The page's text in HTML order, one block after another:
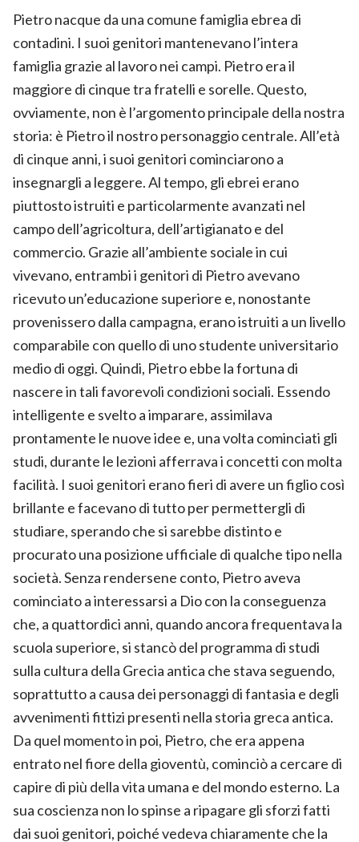
Pietro nacque da una comune famiglia ebrea di
contadini. I suoi genitori mantenevano l’intera
famiglia grazie al lavoro nei campi. Pietro era il
maggiore di cinque tra fratelli e sorelle. Questo,
ovviamente, non è l’argomento principale della nostra
storia: è Pietro il nostro personaggio centrale. All’età
di cinque anni, i suoi genitori cominciarono a
insegnargli a leggere. Al tempo, gli ebrei erano
piuttosto istruiti e particolarmente avanzati nel
campo dell’agricoltura, dell’artigianato e del
commercio. Grazie all’ambiente sociale in cui
vivevano, entrambi i genitori di Pietro avevano
ricevuto un’educazione superiore e, nonostante
provenissero dalla campagna, erano istruiti a un livello
comparabile con quello di uno studente universitario
medio di oggi. Quindi, Pietro ebbe la fortuna di
nascere in tali favorevoli condizioni sociali. Essendo
intelligente e svelto a imparare, assimilava
prontamente le nuove idee e, una volta cominciati gli
studi, durante le lezioni afferrava i concetti con molta
facilità. I suoi genitori erano fieri di avere un figlio così
brillante e facevano di tutto per permettergli di
studiare, sperando che si sarebbe distinto e
procurato una posizione ufficiale di qualche tipo nella
società. Senza rendersene conto, Pietro aveva
cominciato a interessarsi a Dio con la conseguenza
che, a quattordici anni, quando ancora frequentava la
scuola superiore, si stancò del programma di studi
sulla cultura della Grecia antica che stava seguendo,
soprattutto a causa dei personaggi di fantasia e degli
avvenimenti fittizi presenti nella storia greca antica.
Da quel momento in poi, Pietro, che era appena
entrato nel fiore della gioventù, cominciò a cercare di
capire di più della vita umana e del mondo esterno. La
sua coscienza non lo spinse a ripagare gli sforzi fatti
dai suoi genitori, poiché vedeva chiaramente che la